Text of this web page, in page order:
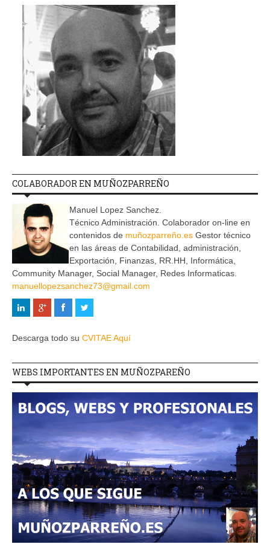
COLABORADOR EN MUÑOZPARREÑO
Manuel Lopez Sanchez.
Técnico Administración. Colaborador on-line en
contenidos de muñozparreño.es Gestor técnico
en las áreas de Contabilidad, administración,
Exportación, Finanzas, RR.HH, Informática,
Community Manager, Social Manager, Redes Informaticas.
manuellopezsanchez73@gmail.com
Descarga todo su CVITAE Aquí
WEBS IMPORTANTES EN MUÑOZPAREÑO